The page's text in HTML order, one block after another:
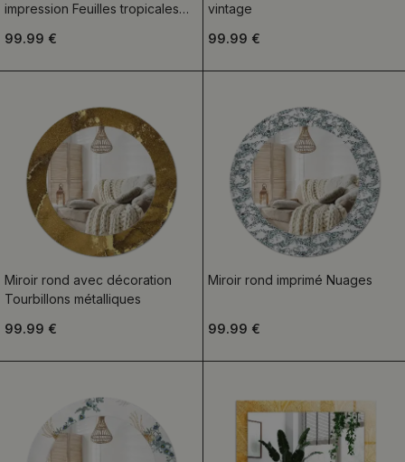
impression Feuilles tropicales
99.99 €
vintage
99.99 €
Miroir rond avec décoration
Tourbillons métalliques
99.99 €
Miroir rond imprimé Nuages
99.99 €